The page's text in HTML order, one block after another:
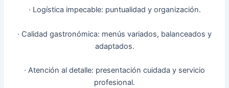
· Logística impecable: puntualidad y organización.
· Calidad gastronómica: menús variados, balanceados y
adaptados.
· Atención al detalle: presentación cuidada y servicio
profesional.